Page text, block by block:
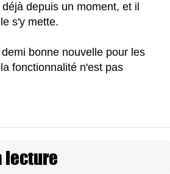
depuis un moment, et il
s'y mette.
bonne nouvelle pour les
fonctionnalité n'est pas
lecture